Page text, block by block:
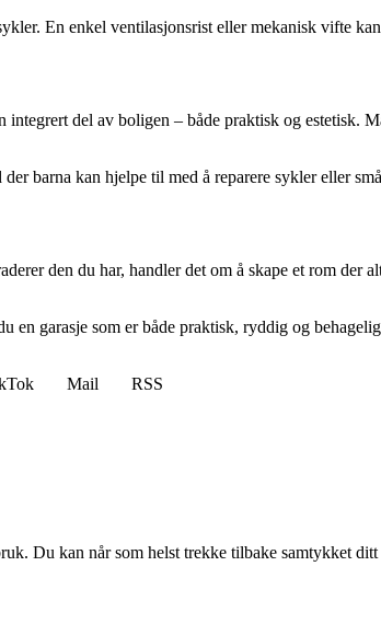
En enkel ventilasjonsrist eller mekanisk vifte
del av boligen – både praktisk og estetisk.
barna kan hjelpe til med å reparere sykler eller
den du har, handler det om å skape et rom der
garasje som er både praktisk, ryddig og
Mail
RSS
Du kan når som helst trekke tilbake samtykket